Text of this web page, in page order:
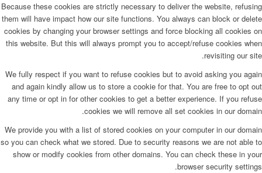
Because these cookies are strictly necessary to deliver the website, refusing
them will have impact how our site functions. You always can block or delete
cookies by changing your browser settings and force blocking all cookies on
this website. But this will always prompt you to accept/refuse cookies when
revisiting our site.
We fully respect if you want to refuse cookies but to avoid asking you again
and again kindly allow us to store a cookie for that. You are free to opt out
any time or opt in for other cookies to get a better experience. If you refuse
cookies we will remove all set cookies in our domain.
We provide you with a list of stored cookies on your computer in our domain
so you can check what we stored. Due to security reasons we are not able to
show or modify cookies from other domains. You can check these in your
browser security settings.